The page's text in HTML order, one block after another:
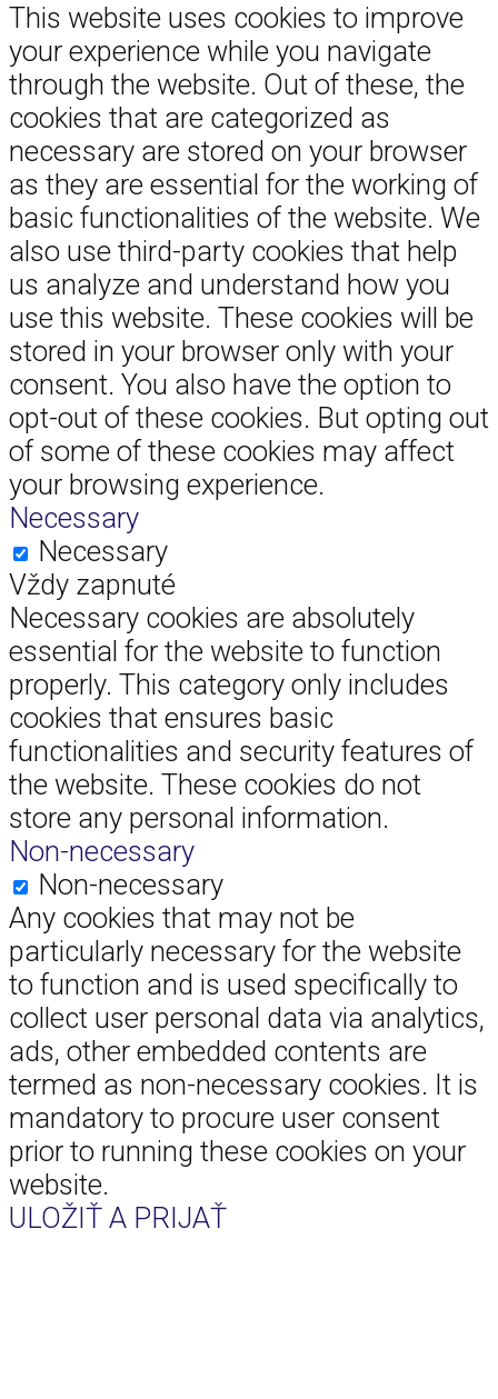
This website uses cookies to improve
your experience while you navigate
through the website. Out of these, the
cookies that are categorized as
necessary are stored on your browser
as they are essential for the working of
basic functionalities of the website. We
also use third-party cookies that help
us analyze and understand how you
use this website. These cookies will be
stored in your browser only with your
consent. You also have the option to
opt-out of these cookies. But opting out
of some of these cookies may affect
your browsing experience.
Necessary
Necessary
Vždy zapnuté
Necessary cookies are absolutely
essential for the website to function
properly. This category only includes
cookies that ensures basic
functionalities and security features of
the website. These cookies do not
store any personal information.
Non-necessary
Non-necessary
Any cookies that may not be
particularly necessary for the website
to function and is used specifically to
collect user personal data via analytics,
ads, other embedded contents are
termed as non-necessary cookies. It is
mandatory to procure user consent
prior to running these cookies on your
website.
ULOŽIŤ A PRIJAŤ